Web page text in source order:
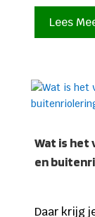
Lees
Wat is het
en
Daar krijg